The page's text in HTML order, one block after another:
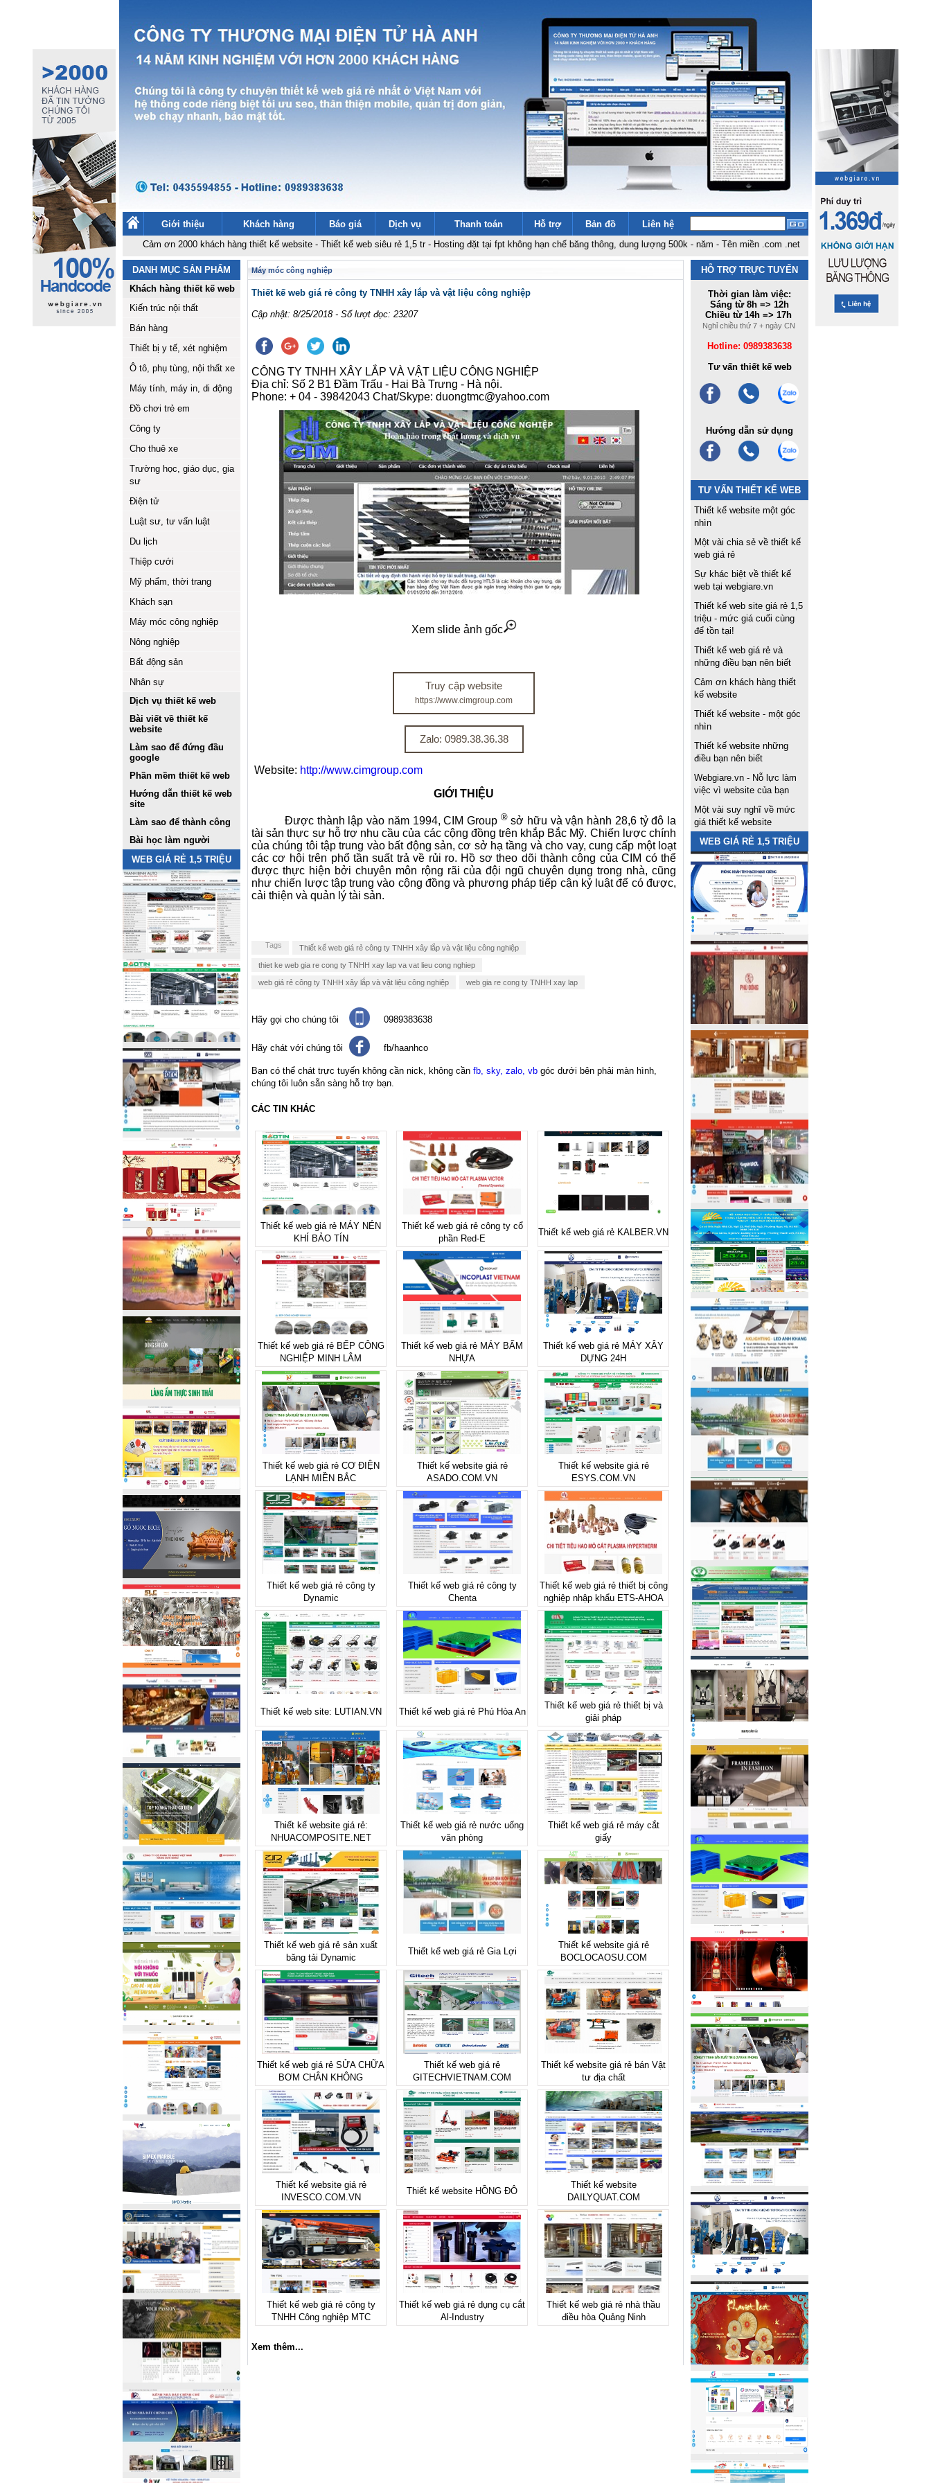
Giới thiệu Khách hàng Báo giá Dịch vụ Thanh toán Hỗ trợ Bản đồ
Liên hệ
Cảm ơn 2000 khách hàng thiết kế website- Thiết kế web siêu rẻ 1,5 tr- Hosting đặt tại fpt không hạn chế băng thông, dung lượng 500k - năm-Tên miền .com .net giá rẻ nhất Việt Nam: 180k - năm
DANH MỤC SẢN PHẨM
Khách hàng thiết kế web
Kiến trúc nội thất
Bán hàng
Thiết bị y tế, xét nghiệm
Ô tô, phụ tùng, nội thất xe
Máy tính, máy in, di động
Đồ chơi trẻ em
Công ty
Cho thuê xe
Trường học, giáo dục, gia
sư
Điện tử
Luật sư, tư vấn luật
Du lịch
Thiệp cưới
Mỹ phẩm, thời trang
Khách sạn
Máy móc công nghiệp
Nông nghiệp
Bất động sản
Nhân sự
Dịch vụ thiết kế web
Bài viết về thiết kế
website
Làm sao để đứng đầu
google
Phần mềm thiết kế web
Hướng dẫn thiết kế web
site
Làm sao để thành công
Bài học làm người
WEB GIÁ RẺ 1,5 TRIỆU
Máy móc công nghiệp
Thiết kế web giá rẻ công ty TNHH xây lắp và vật liệu công nghiệp
Cập nhật: 8/25/2018 - Số lượt đọc: 23207
CÔNG TY TNHH XÂY LẮP VÀ VẬT LIỆU CÔNG NGHIỆP
Địa chỉ: Số 2 B1 Đầm Trấu - Hai Bà Trưng - Hà nội.
Phone: + 04 - 39842043 Chat/Skype: duongtmc@yahoo.com
Xem slide ảnh gốc
Truy cập website
https://www.cimgroup.com
Zalo: 0989.38.36.38
Website: http://www.cimgroup.com
GIỚI THIỆU
Được thành lập vào năm 1994, CIM Group ®sở hữu và vận hành 28,6 tỷ đô la
tài sản thực sự hỗ trợ nhu cầu của các cộng đồng trên khắp Bắc Mỹ. Chiến lược chính
của chúng tôi tập trung vào bất động sản, cơ sở hạ tầng và cho vay, cung cấp một loạt
các cơ hội trên phổ tần suất trả về rủi ro. Hồ sơ theo dõi thành công của CIM có thể
được thực hiện bởi chuyên môn rộng rãi của đội ngũ chuyên dụng trong nhà, cũng
như chiến lược tập trung vào cộng đồng và phương pháp tiếp cận kỷ luật để có được,
cải thiện và quản lý tài sản.
Tags Thiết kế web giá rẻ công ty TNHH xây lắp và vật liệu công nghiệp
thiet ke web gia re cong ty TNHH xay lap va vat lieu cong nghiep
web giá rẻ công ty TNHH xây lắp và vật liệu công nghiệp web gia re cong ty TNHH xay lap
Hãy gọi cho chúng tôi 0989383638
Hãy chát với chúng tôi fb/haanhco
Bạn có thể chát trực tuyến không cần nick, không cần fb, sky, zalo, vb góc dưới bên phải màn hình,
chúng tôi luôn sẵn sàng hỗ trợ bạn.
CÁC TIN KHÁC
Thiết kế web giá rẻ MÁY NÉN
KHÍ BẢO TÍN
Thiết kế web giá rẻ công ty cổ
phần Red-E
Thiết kế web giá rẻ KALBER.VN
Thiết kế web giá rẻ BẾP CÔNG
NGHIỆP MINH LÂM
Thiết kế web giá rẻ MÁY BẤM
NHỰA
Thiết kế web giá rẻ MÁY XÂY
DỰNG 24H
Thiết kế web giá rẻ CƠ ĐIỆN
LẠNH MIỀN BẮC
Thiết kế website giá rẻ
ASADO.COM.VN
Thiết kế website giá rẻ
ESYS.COM.VN
Thiết kế web giá rẻ công ty
Dynamic
Thiết kế web giá rẻ công ty
Chenta
Thiết kế web giá rẻ thiết bị công
nghiệp nhập khẩu ETS-AHOA
Thiết kế web site: LUTIAN.VN Thiết kế web giá rẻ Phú Hòa An
Thiết kế web giá rẻ thiết bị và
giải pháp
Thiết kế website giá rẻ:
NHUACOMPOSITE.NET
Thiết kế web giá rẻ nước uống
văn phòng
Thiết kế web giá rẻ máy cắt
giấy
Thiết kế web giá rẻ sản xuất
băng tải Dynamic
Thiết kế web giá rẻ Gia Lợi
Thiết kế website giá rẻ
BOCLOCAOSU.COM
Thiết kế web giá rẻ SỬA CHỮA
BƠM CHÂN KHÔNG
Thiết kế web giá rẻ
GITECHVIETNAM.COM
Thiết kế website giá rẻ bán Vật
tư địa chất
Thiết kế website giá rẻ
INVESCO.COM.VN
Thiết kế website HỒNG ĐÔ
Thiết kế website
DAILYQUAT.COM
Thiết kế web giá rẻ công ty
TNHH Công nghiệp MTC
Thiết kế web giá rẻ dụng cụ cắt
Al-Industry
Thiết kế web giá rẻ nhà thầu
điều hòa Quảng Ninh
Xem thêm...
HỖ TRỢ TRỰC TUYẾN
Thời gian làm việc:
Sáng từ 8h => 12h
Chiều từ 14h => 17h
Nghỉ chiều thứ 7 + ngày CN
Hotline: 0989383638
Tư vấn thiết kế web
Hướng dẫn sử dụng
TƯ VẤN THIẾT KẾ WEB
Thiết kế website một góc
nhìn
Một vài chia sẻ về thiết kế
web giá rẻ
Sự khác biệt về thiết kế
web tại webgiare.vn
Thiết kế web site giá rẻ 1,5
triệu - mức giá cuối cùng
để tồn tại!
Thiết kế web giá rẻ và
những điều bạn nên biết
Cảm ơn khách hàng thiết
kế website
Thiết kế website - một góc
nhìn
Thiết kế website những
điều bạn nên biết
Webgiare.vn - Nỗ lực làm
việc vì website của bạn
Một vài suy nghĩ về mức
giá thiết kế website
WEB GIÁ RẺ 1,5 TRIỆU